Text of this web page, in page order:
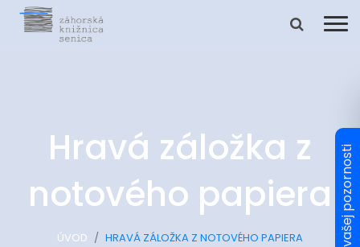
Hravá záložka z
notového papiera
ÚVOD HRAVÁ ZÁLOŽKA Z NOTOVÉHO PAPIERA